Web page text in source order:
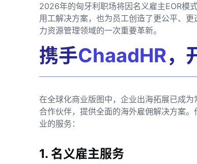
2026年的匈牙利职场将因名义雇主EOR模
用工解决方案，也为员工创造了更公平、
力资源管理领域的一次重要革新。
携手ChaadHR，
在全球化商业版图中，企业出海拓展已成
合作伙伴，提供全面的海外雇佣解决方案。
业的服务：
1. 名义雇主服务